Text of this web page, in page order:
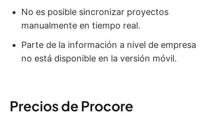
No es posible sincronizar proyectos
manualmente en tiempo real.
Parte de la información a nivel de empresa
no está disponible en la versión móvil.
Precios de Procore